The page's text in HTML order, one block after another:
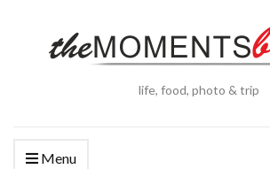
life, food, photo & trip
Menu